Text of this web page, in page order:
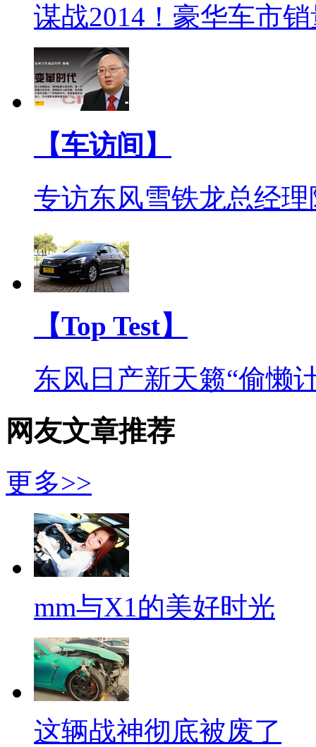
谋战2014！豪华车市
【车访间】
专访东风雪铁龙总经
【Top Test】
东风日产新天籁“偷懒
网友文章推荐
更多>>
mm与X1的美好时光
这辆战神彻底被废了